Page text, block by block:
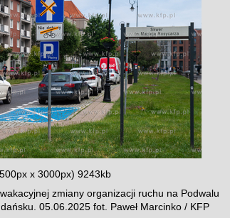
x 3000px) 9243kb
zmiany organizacji ruchu na Podwalu
05.06.2025 fot. Paweł Marcinko / KFP